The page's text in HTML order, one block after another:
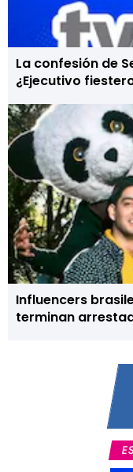
La confesión de
¿Ejecutivo
Influencers
terminan